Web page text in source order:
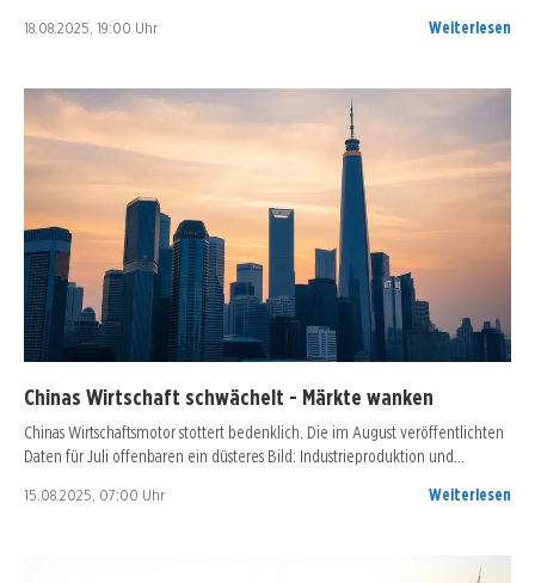
18.08.2025, 19:00 Uhr Weiterlesen
Chinas Wirtschaft schwächelt - Märkte wanken
Chinas Wirtschaftsmotor stottert bedenklich. Die im August veröffentlichten
Daten für Juli offenbaren ein düsteres Bild: Industrieproduktion und…
15.08.2025, 07:00 Uhr Weiterlesen